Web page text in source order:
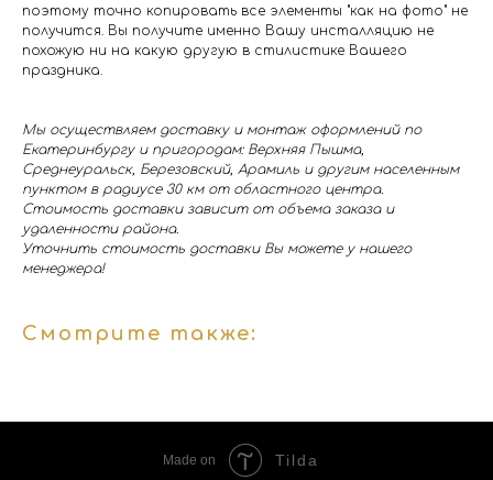
поэтому точно копировать все элементы "как на фото" не
получится. Вы получите именно Вашу инсталляцию не
похожую ни на какую другую в стилистике Вашего
праздника.
Мы осуществляем доставку и монтаж оформлений по
Екатеринбургу и пригородам: Верхняя Пышма,
Среднеуральск, Березовский, Арамиль и другим населенным
пунктом в радиусе 30 км от областного центра.
Стоимость доставки зависит от объема заказа и
удаленности района.
Уточнить стоимость доставки Вы можете у нашего
менеджера!
Смотрите также:
Made on Tilda